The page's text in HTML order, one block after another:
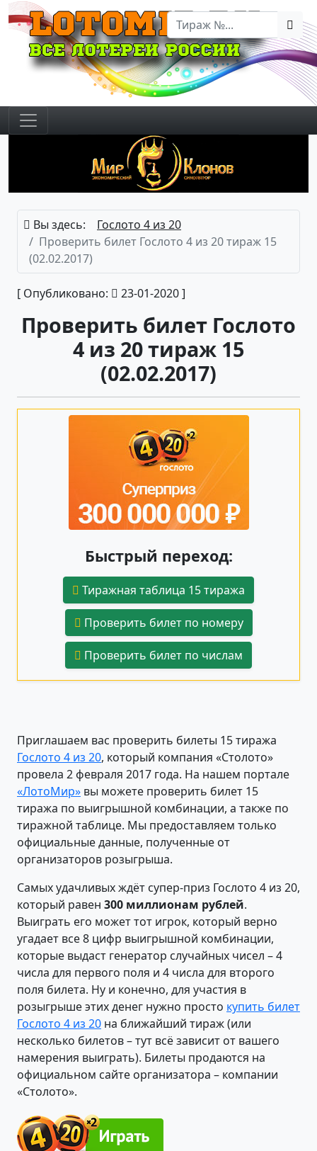
Вы здесь:
Гослото 4 из 20
Проверить билет Гослото 4 из 20 тираж 15
(02.02.2017)
[ Опубликовано: 23-01-2020 ]
Проверить билет Гослото
4 из 20 тираж 15
(02.02.2017)
Быстрый переход:
Тиражная таблица 15 тиража
Проверить билет по номеру
Проверить билет по числам
Приглашаем вас проверить билеты 15 тиража
Гослото 4 из 20, который компания «Столото»
провела 2 февраля 2017 года. На нашем портале
«ЛотоМир» вы можете проверить билет 15
тиража по выигрышной комбинации, а также по
тиражной таблице. Мы предоставляем только
официальные данные, полученные от
организаторов розыгрыша.
Самых удачливых ждёт супер-приз Гослото 4 из 20,
который равен 300 миллионам рублей.
Выиграть его может тот игрок, который верно
угадает все 8 цифр выигрышной комбинации,
которые выдаст генератор случайных чисел – 4
числа для первого поля и 4 числа для второго
поля билета. Ну и конечно, для участия в
розыгрыше этих денег нужно просто купить билет
Гослото 4 из 20 на ближайший тираж (или
несколько билетов – тут всё зависит от вашего
намерения выиграть). Билеты продаются на
официальном сайте организатора – компании
«Столото».